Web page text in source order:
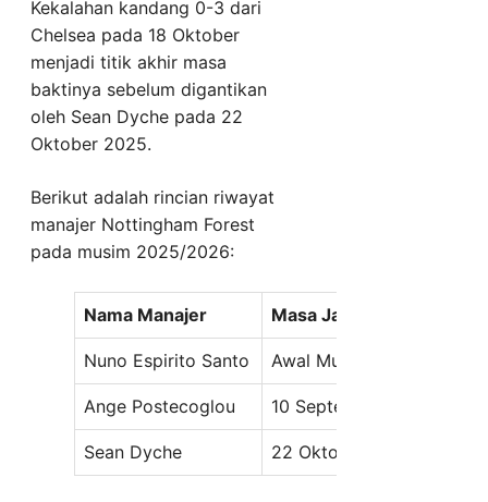
Kekalahan kandang 0-3 dari
Chelsea pada 18 Oktober
menjadi titik akhir masa
baktinya sebelum digantikan
oleh Sean Dyche pada 22
Oktober 2025.
Berikut adalah rincian riwayat
manajer Nottingham Forest
pada musim 2025/2026:
Nama Manajer Masa Jabatan
Nuno Espirito Santo Awal Musim – 9
Ange Postecoglou 10 September – 18
Sean Dyche 22 Oktober 2025 – 12